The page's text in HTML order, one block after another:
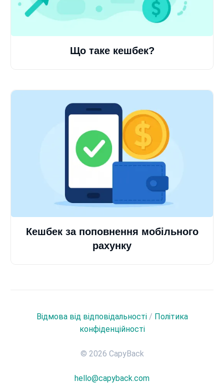
Що таке кешбек?
Кешбек за поповнення мобільного
рахунку
Відмова від відповідальності/ Політика
конфіденційності
© 2026 CapyBack
hello@capyback.com